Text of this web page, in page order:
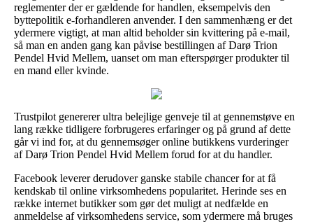
reglementer der er gældende for handlen, eksempelvis den
byttepolitik e-forhandleren anvender. I den sammenhæng er det
ydermere vigtigt, at man altid beholder sin kvittering på e-mail,
så man en anden gang kan påvise bestillingen af Darø Trion
Pendel Hvid Mellem, uanset om man efterspørger produkter til
en mand eller kvinde.
Trustpilot genererer ultra belejlige genveje til at gennemstøve en
lang række tidligere forbrugeres erfaringer og på grund af dette
går vi ind for, at du gennemsøger online butikkens vurderinger
af Darø Trion Pendel Hvid Mellem forud for at du handler.
Facebook leverer derudover ganske stabile chancer for at få
kendskab til online virksomhedens popularitet. Herinde ses en
række internet butikker som gør det muligt at nedfælde en
anmeldelse af virksomhedens service, som ydermere må bruges